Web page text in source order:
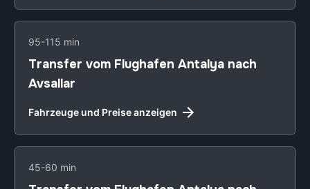
95-115 min
Transfer vom Flughafen Antalya nach
Avsallar
Fahrzeuge und Preise anzeigen
45-60 min